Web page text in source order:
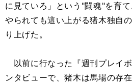
に見ていろ」という"闘魂"を育
やられても這い上がる猪木独自
り上げた。
以前に行なった『週刊プレイ
ンタビューで、猪木は馬場の存